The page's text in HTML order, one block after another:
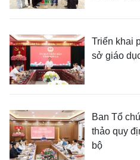
Triển khai
sở giáo
Ban Tổ
thảo quy
bộ